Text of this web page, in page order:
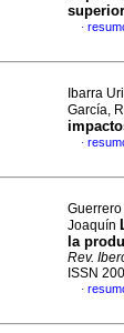
superior
·
Ibarra
García,
·
Joaquín
la
Rev.
ISSN
·